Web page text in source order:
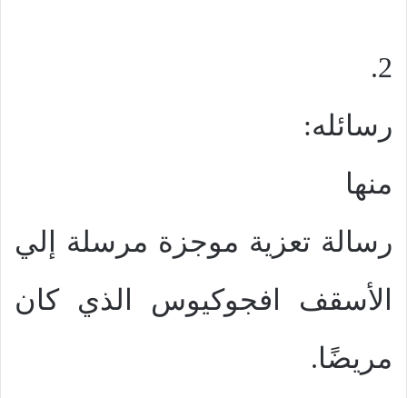
2.
رسائله:
منها
رسالة تعزية موجزة مرسلة إلي
الأسقف افجوكيوس الذي كان
مريضًا.